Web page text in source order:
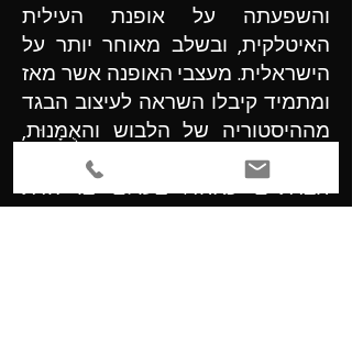
והשפעתה על אופנת העילית
האיטלקית, ובשלב מאוחר יותר על
הישראלית. מעצבי האופנה אשר מאז
ומתמיד קיבלו השראה לעיצוב הבגד
מההיסטוריה של הלבוש והאֻמָּנוּת,
הם מכתיבי טרנדים ופרשנים